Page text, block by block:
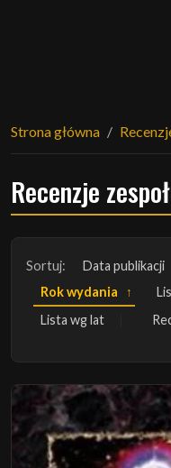
Strona główna
Recenzje
Sortuj: Data publikacji
Rok wydania
Lista wg lat